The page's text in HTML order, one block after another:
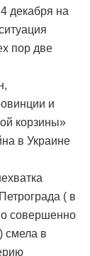
декабря на
пор две
и
корзины»
в Украине
( в
совершенно
смела в